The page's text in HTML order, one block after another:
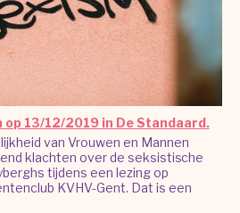
op 13/12/2019 in De Standaard.
van Vrouwen en Mannen
klachten over de seksistische
tijdens een lezing op
KVHV-Gent. Dat is een